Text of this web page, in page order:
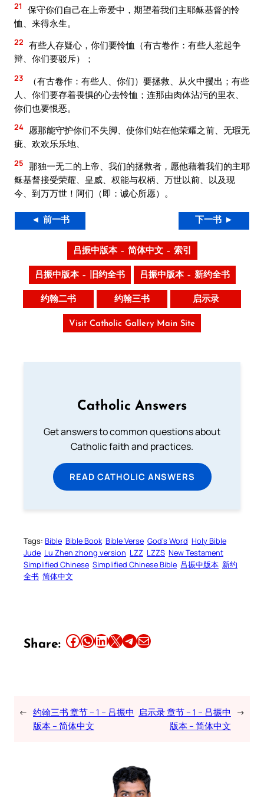
21
保守你们自己在上帝爱中，期望着我们主耶稣基督的怜
恤、来得永生。
22 有些人存疑心，你们要怜恤（有古卷作：有些人惹起争
辩、你们要驳斥）；
23
（有古卷作：有些人、你们）要拯救、从火中攫出；有些
人、你们要存着畏惧的心去怜恤；连那由肉体沾污的里衣、
你们也要恨恶。
24 愿那能守护你们不失脚、使你们站在他荣耀之前、无瑕无
疵、欢欢乐乐地、
25 那独一无二的上帝、我们的拯救者，愿他藉着我们的主耶
稣基督接受荣耀、皇威、权能与权柄、万世以前、以及现
今、到万万世！阿们（即：诚心所愿）。
◄ 前一书 下一书 ►
吕振中版本 – 简体中文 – 索引
吕振中版本 – 旧约全书 吕振中版本 – 新约全书
约翰二书 约翰三书 启示录
Visit Catholic Gallery Main Site
Catholic Answers
Get answers to common questions about
Catholic faith and practices.
READ CATHOLIC ANSWERS
Tags: Bible Bible Book Bible Verse God’s Word Holy Bible
Jude Lu Zhen zhong version LZZ LZZS New Testament
Simplified Chinese Simplified Chinese Bible 吕振中版本 新约
全书 简体中文
Share: Share this article on Facebook Share this article on WhatsApp Share this article on LinkedIn Share this article on X Share this article on TelegramEmail this Article
← 约翰三书 章节 – 1 – 吕振中
版本 – 简体中文
启示录 章节 – 1 – 吕振中
版本 – 简体中文
→